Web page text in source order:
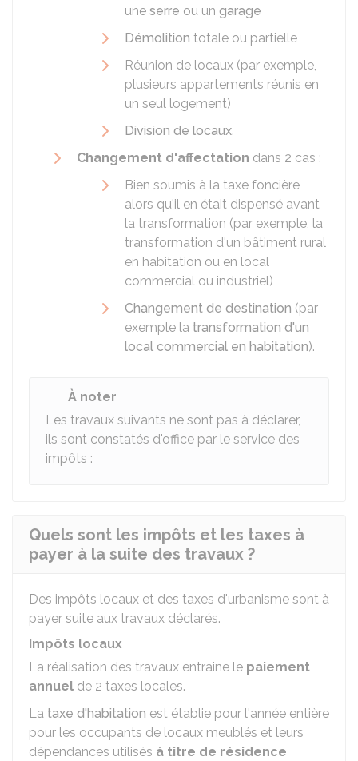
une serre ou un garage
Démolition totale ou partielle
Réunion de locaux (par exemple,
plusieurs appartements réunis en
un seul logement)
Division de locaux.
Changement d'affectation dans 2 cas :
Bien soumis à la taxe foncière
alors qu'il en était dispensé avant
la transformation (par exemple, la
transformation d'un bâtiment rural
en habitation ou en local
commercial ou industriel)
Changement de destination (par
exemple la transformation d'un
local commercial en habitation).
À noter
Les travaux suivants ne sont pas à déclarer,
ils sont constatés d'office par le service des
impôts :
Quels sont les impôts et les taxes à
payer à la suite des travaux ?
Des impôts locaux et des taxes d'urbanisme sont à
payer suite aux travaux déclarés.
Impôts locaux
La réalisation des travaux entraine le paiement
annuel de 2 taxes locales.
La taxe d'habitation est établie pour l'année entière
pour les occupants de locaux meublés et leurs
dépendances utilisés à titre de résidence